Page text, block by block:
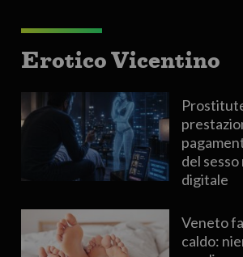
Erotico Vicentino
del sesso
digitale
Veneto
caldo: